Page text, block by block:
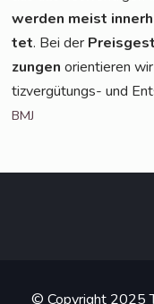
wer­den meist
tet. Bei der
zun­gen ori­en­tie­ren
tiz­ver­gü­tungs- und
BMJ
© Copyright 2025